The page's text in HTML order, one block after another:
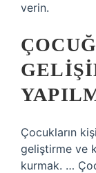
verin.
Çocukların
geliştirme ve
kurmak. …